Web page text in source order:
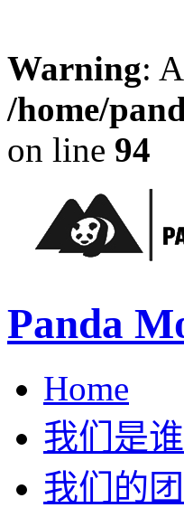
Warning:
/home/
on line 94
Panda
Home
我们是谁
我们的